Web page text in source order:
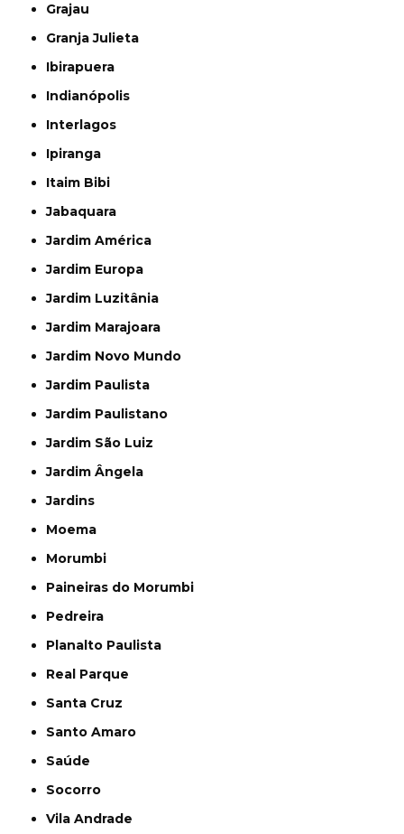
Grajau
Granja Julieta
Ibirapuera
Indianópolis
Interlagos
Ipiranga
Itaim Bibi
Jabaquara
Jardim América
Jardim Europa
Jardim Luzitânia
Jardim Marajoara
Jardim Novo Mundo
Jardim Paulista
Jardim Paulistano
Jardim São Luiz
Jardim Ângela
Jardins
Moema
Morumbi
Paineiras do Morumbi
Pedreira
Planalto Paulista
Real Parque
Santa Cruz
Santo Amaro
Saúde
Socorro
Vila Andrade